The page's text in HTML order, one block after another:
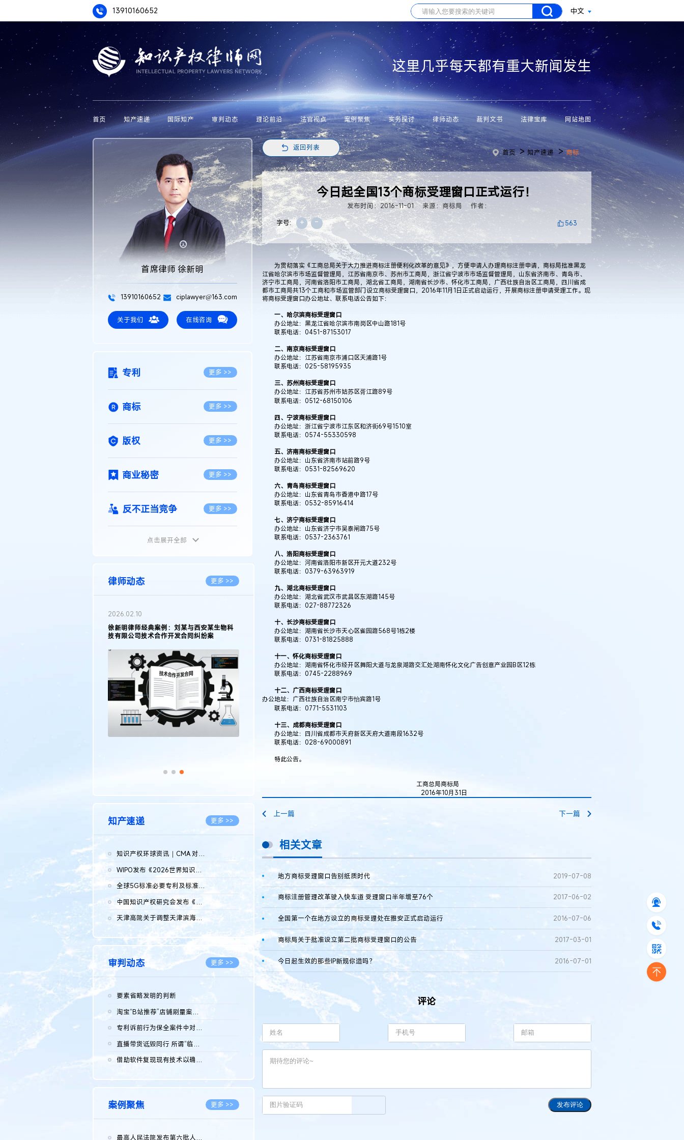
13910160652 中文
这里几乎每天都有重大新闻发生
首页 知产速递 国际知产 审判动态 理论前沿 法官视点 案例聚焦 实务探讨 律师动态 裁判文书 法律宝库 网站地图
首席律师 徐新明
13910160652 ciplawyer@163.com
关于我们 在线咨询
专利 更多 >>
商标 更多 >>
版权 更多 >>
商业秘密 更多 >>
反不正当竞争 更多 >>
植物新品种
地理标志 更多 >>
集成电路布图设计
传统文化 更多 >>
点击展开全部
律师动态 更多 >>
2026.02.10
徐新明律师经典案例：刘某与西安某生物科
技有限公司技术合作开发合同纠纷案
知产速递 更多 >>
知识产权环球资讯｜CMA 对微软发起调查；批量搬运二手平台数据构...
WIPO发布《2026世界知识产权报告》 含报告全文
全球5G标准必要专利及标准提案研究报告（2026年）全文发布
中国知识产权研究会发布《2025年度中国企业海外知识产权纠纷调查...
2026.08.07
天津高院关于调整天津滨海高新技术产业开发区华苑科技园一审普通...
2026.08.07
审判动态 更多 >>
要素省略发明的判断
淘宝“B站推荐”店铺刷量案维持原判，两被告连带赔偿150万元
专利诉前行为保全案件中对仿制药申请人曾作出三类声明的考量及违...
直播带货诋毁同行 所谓“临场发挥”不免责
借助软件复现现有技术以确认相关参数特征是否被公开
案例聚焦 更多 >>
最高人民法院发布第六批人民法院种业知识产权司法保护典型案例 含...
返回列表
首页 >知产速递 >商标
今日起全国13个商标受理窗口正式运行！
发布时间：2016-11-01 来源：商标局
作者：
字号:
+ - 563
为贯彻落实《工商总局关于大力推进商标注册便利化改革的意见》，方便申请人办理商标注册申请，商标局批准黑龙
江省哈尔滨市市场监督管理局，江苏省南京市、苏州市工商局，浙江省宁波市市场监督管理局，山东省济南市、青岛市、
济宁市工商局，河南省洛阳市工商局，湖北省工商局，湖南省长沙市、怀化市工商局，广西壮族自治区工商局，四川省成
都市工商局共13个工商和市场监管部门设立商标受理窗口，2016年11月1日正式启动运行，开展商标注册申请受理工作。现
将商标受理窗口办公地址、联系电话公告如下：
一、哈尔滨商标受理窗口
办公地址：黑龙江省哈尔滨市南岗区中山路181号
联系电话：0451-87153017
二、南京商标受理窗口
办公地址：江苏省南京市浦口区天浦路1号
联系电话：025-58195935
三、苏州商标受理窗口
办公地址：江苏省苏州市姑苏区胥江路89号
联系电话：0512-68150106
四、宁波商标受理窗口
办公地址：浙江省宁波市江东区和济街69号1510室
联系电话：0574-55330598
五、济南商标受理窗口
办公地址：山东省济南市站前路9号
联系电话：0531-82569620
六、青岛商标受理窗口
办公地址：山东省青岛市香港中路17号
联系电话：0532-85916414
七、济宁商标受理窗口
办公地址：山东省济宁市吴泰闸路75号
联系电话：0537-2363761
八、洛阳商标受理窗口
办公地址：河南省洛阳市新区开元大道232号
联系电话：0379-63963919
九、湖北商标受理窗口
办公地址：湖北省武汉市武昌区东湖路145号
联系电话：027-88772326
十、长沙商标受理窗口
办公地址：湖南省长沙市天心区雀园路568号1栋2楼
联系电话：0731-81825888
十一、怀化商标受理窗口
办公地址：湖南省怀化市经开区舞阳大道与龙泉湖路交汇处湖南怀化文化广告创意产业园B区12栋
联系电话：0745-2288969
十二、广西商标受理窗口
办公地址：广西壮族自治区南宁市怡宾路1号
联系电话：0771-5531103
十三、成都商标受理窗口
办公地址：四川省成都市天府新区天府大道南段1632号
联系电话：028-69000891
特此公告。
工商总局商标局
2016年10月31日
上一篇 下一篇
相关文章
地方商标受理窗口告别纸质时代 2019-07-08
商标注册管理改革驶入快车道 受理窗口半年增至76个 2017-06-02
全国第一个在地方设立的商标受理处在雅安正式启动运行 2016-07-06
商标局关于批准设立第二批商标受理窗口的公告 2017-03-01
今日起生效的那些IP新规你造吗？ 2016-07-01
评论
发布评论